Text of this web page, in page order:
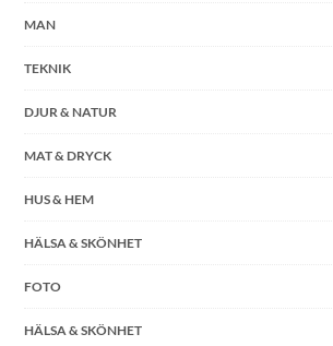
MAN
TEKNIK
DJUR & NATUR
MAT & DRYCK
HUS & HEM
HÄLSA & SKÖNHET
FOTO
HÄLSA & SKÖNHET